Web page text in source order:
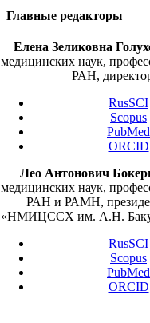
Главные редакторы
Елена Зеликовна
медицинских наук,
РАН,
RusSCI
Scopus
PubMed
ORCID
Лео Антонович
медицинских наук,
РАН и РАМН,
«НМИЦССХ им. А.Н.
RusSCI
Scopus
PubMed
ORCID